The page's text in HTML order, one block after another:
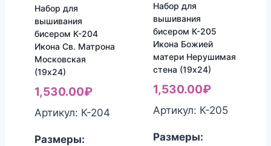
Набор для
вышивания
бисером К-204
Икона Св. Матрона
Московская
(19х24)
1,530.00₽
Артикул: К-204
Размеры:
Набор для
вышивания
бисером К-205
Икона Божией
матери Нерушимая
стена (19х24)
1,530.00₽
Артикул: К-205
Размеры: